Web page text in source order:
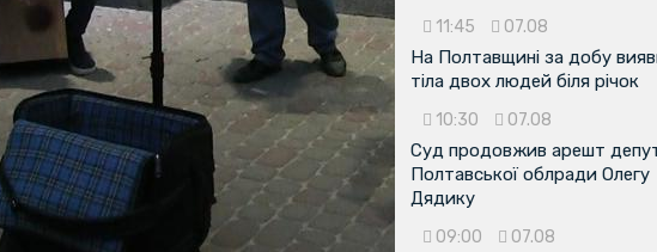
11:45 07.08
На Полтавщині за добу
тіла двох людей біля річок
10:30 07.08
Суд продовжив арешт
Полтавської облради Олегу
Дядику
09:00 07.08